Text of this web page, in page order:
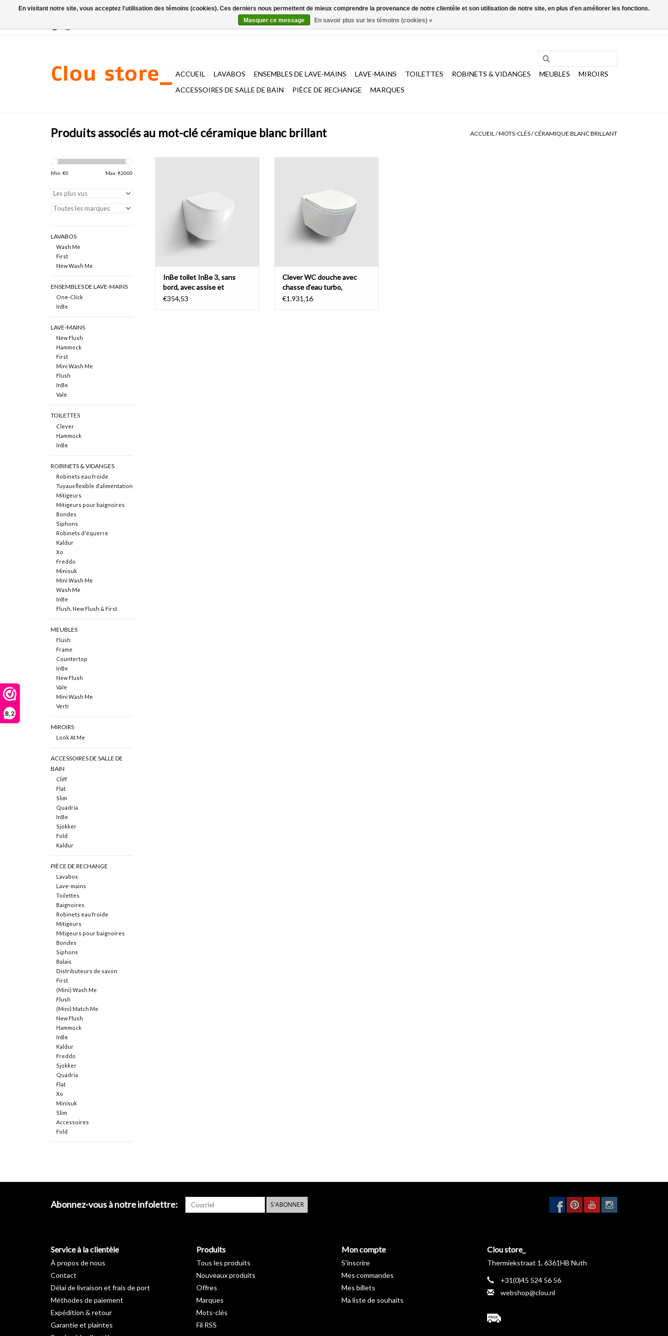
8,2
ACCUEIL LAVABOS ENSEMBLES DE LAVE-MAINS LAVE-MAINS TOILETTES ROBINETS & VIDANGES MEUBLES
MIROIRS
ACCESSOIRES DE SALLE DE BAIN
PIÈCE DE RECHANGE MARQUES
Produits associés au mot-clé céramique blanc brillant ACCUEIL/MOTS-CLÉS/CÉRAMIQUE BLANC BRILLANT
Min: €0 Max: €2000
LAVABOS
Wash Me
First
New Wash Me
ENSEMBLES DE LAVE-MAINS
One-Click
InBe
LAVE-MAINS
New Flush
Hammock
First
Mini Wash Me
Flush
InBe
Vale
TOILETTES
Clever
Hammock
InBe
ROBINETS & VIDANGES
Robinets eau froide
Tuyaux flexible d‘alimentation
Mitigeurs
Mitigeurs pour baignoires
Bondes
Siphons
Robinets d'équerre
Kaldur
Xo
Freddo
Minisuk
Mini Wash Me
Wash Me
InBe
Flush, New Flush & First
MEUBLES
Flush
Frame
Countertop
InBe
New Flush
Vale
Mini Wash Me
Verti
MIROIRS
Look At Me
ACCESSOIRES DE SALLE DE
BAIN
Cliff
Flat
Slim
Quadria
InBe
Sjokker
Fold
Kaldur
PIÈCE DE RECHANGE
Lavabos
Lave-mains
Toilettes
Baignoires
Robinets eau froide
Mitigeurs
Mitigeurs pour baignoires
Bondes
Siphons
Balais
Distributeurs de savon
First
(Mini) Wash Me
Flush
(Mini) Match Me
New Flush
Hammock
InBe
Kaldur
Freddo
Sjokker
Quadria
Flat
Xo
Minisuk
Slim
Accessoires
Fold
blanc brillant. Set de montage
inclus.
AJOUTER AU PANIER
InBe toilet InBe 3, sans
bord, avec assise et
abattant
€354,53
système fermeture douceur et
montage quick release, plastique
urée. Set de montage inclus.
AJOUTER AU PANIER
Clever WC douche avec
chasse d‘eau turbo,
céramique blanc brillant
€1.931,16
Abonnez-vous à notre infolettre: S'ABONNER
Service à la clientèle
À propos de nous
Contact
Délai de livraison et frais de port
Méthodes de paiement
Expédition & retour
Garantie et plaintes
Produits
Tous les produits
Nouveaux produits
Offres
Marques
Mots-clés
Fil RSS
Mon compte
S'inscrire
Mes commandes
Mes billets
Ma liste de souhaits
Clou store_
Thermiekstraat 1, 6361HB Nuth
+31(0)45 524 56 56
webshop@clou.nl
En visitant notre site, vous acceptez l'utilisation des témoins (cookies). Ces derniers nous permettent de mieux comprendre la provenance de notre clientèle et son utilisation de notre site, en plus d'en améliorer les fonctions.
Masquer ce message
En savoir plus sur les témoins (cookies) »